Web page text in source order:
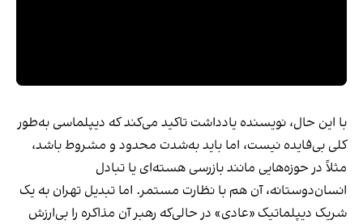
با این حال، نویسنده یادداشت تاکید می‌کند که دیپلماسی به‌طور
کلی بی‌فایده نیست، اما باید به‌شدت محدود و مشروط باشد،
مثلاً در حوزه‌هایی مانندبازرسی هسته‌ای یا تبادل
انسان‌دوستانه، آن هم با نظارت مستمر. اما تبدیل تهران به یک
شریک دیپلماتیک «عادی» در حالی‌که رهبر آن مذاکره را بی‌ارزش